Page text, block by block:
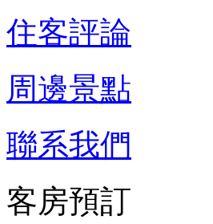
住客評論
周邊景點
聯系我們
客房預訂